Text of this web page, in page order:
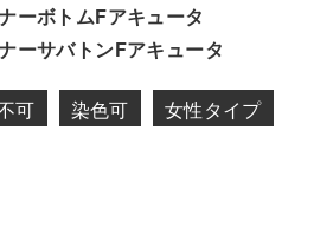
ーボトムFアキュータ
ーサバトンFアキュータ
可 染色可 女性タイプ